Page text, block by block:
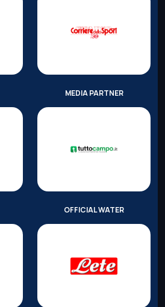
MEDIA PARTNER
OFFICIAL WATER